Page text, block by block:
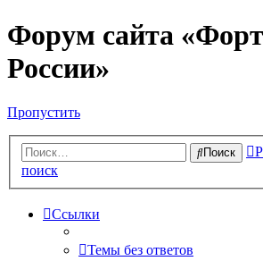
Форум сайта
России»
Пропустить
Поиск
поиск
Ссылки
Темы без ответов